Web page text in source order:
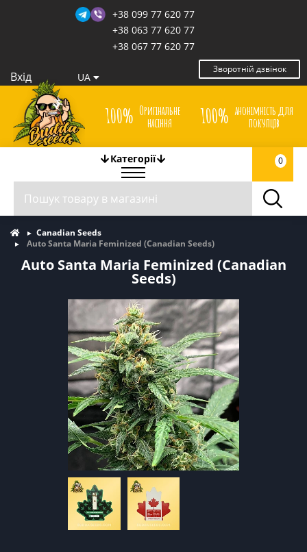
+38 099 77 620 77
+38 063 77 620 77
+38 067 77 620 77
Зворотній дзвінок
Вхід UA
100% Оригінальне
насіння
100% анонімність для
покупців
Категорії 0
Canadian Seeds
Auto Santa Maria Feminized (Canadian Seeds)
Auto Santa Maria Feminized (Canadian
Seeds)